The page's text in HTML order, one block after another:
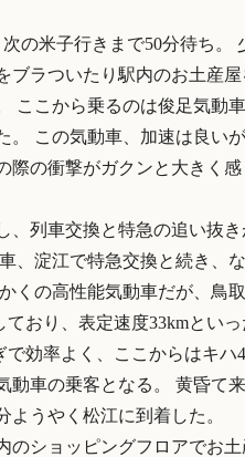
の米子行きまで50分待ち。
ブラついたり駅内のお土産屋
ここから乗るのは俊足気動
。 この気動車、加速は良い
際の衝撃がガクンと大きく感
、列車交換と特急の追い抜き
、淀江で特急交換と続き、
くの高性能気動車だが、鳥
ており、表定速度33kmとい
効率よく、ここからはキハ
動車の乗客となる。 黄昏て
ようやく松江に到着した。
のショッピングフロアでお土